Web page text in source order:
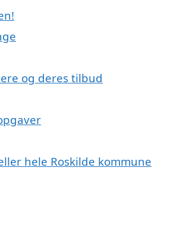
og deres tilbud
hele Roskilde kommune